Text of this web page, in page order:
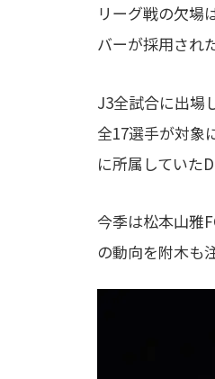
リーグ戦の欠場
バーが採用され
J3全試合に出場
全17選手が対象
に所属していた
今季は松本山雅
の動向を附木も